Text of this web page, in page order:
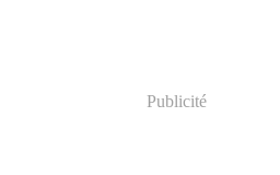
Publicité